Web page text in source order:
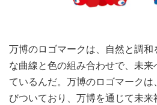
万博のロゴマークは、自然と調和
な曲線と色の組み合わせで、未
ているんだ。万博のロゴマーク
びついており、万博を通じて未